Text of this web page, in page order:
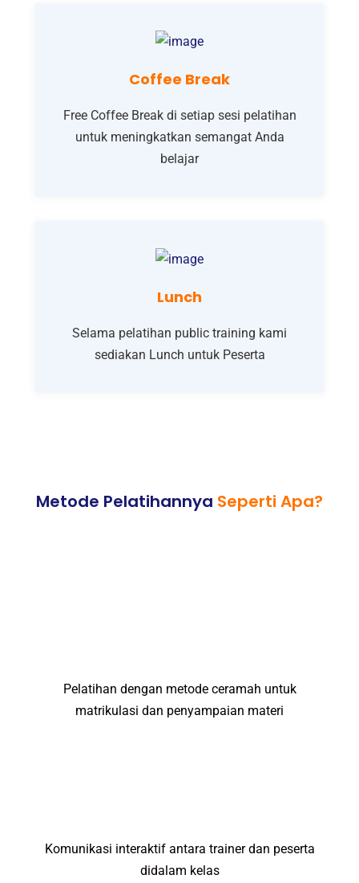
Coffee Break
Free Coffee Break di setiap sesi pelatihan
untuk meningkatkan semangat Anda
belajar
Lunch
Selama pelatihan public training kami
sediakan Lunch untuk Peserta
Metode Pelatihannya Seperti Apa?
Pelatihan dengan metode ceramah untuk
matrikulasi dan penyampaian materi
Komunikasi interaktif antara trainer dan peserta
didalam kelas